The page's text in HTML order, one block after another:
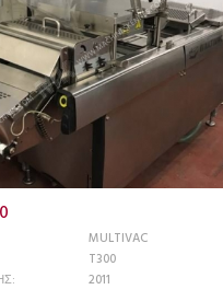
MULTIVAC
T300
2011